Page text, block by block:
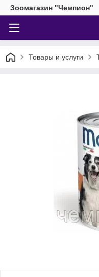
Зоомагазин "Чемпион"
Товары и услуги